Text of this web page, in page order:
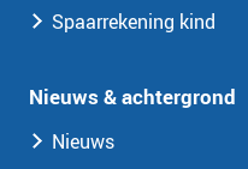
Spaarrekening kind
Nieuws & achtergrond
Nieuws